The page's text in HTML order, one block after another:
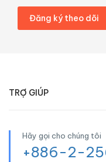
TRỢ GIÚP
Hãy gọi cho chúng tôi
+886-2-